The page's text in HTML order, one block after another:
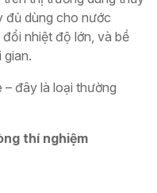
đủ dùng cho nước
nhiệt độ lớn, và bề
gian.
đây là loại thường
thí nghiệm